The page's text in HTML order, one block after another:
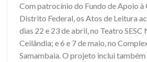
Com patrocínio do Fundo de Apoio à
Distrito Federal, os Atos de Leitura
dias 22 e 23 de abril, no Teatro SESC
Ceilândia; e 6 e 7 de maio, no
Samambaia. O projeto inclui também